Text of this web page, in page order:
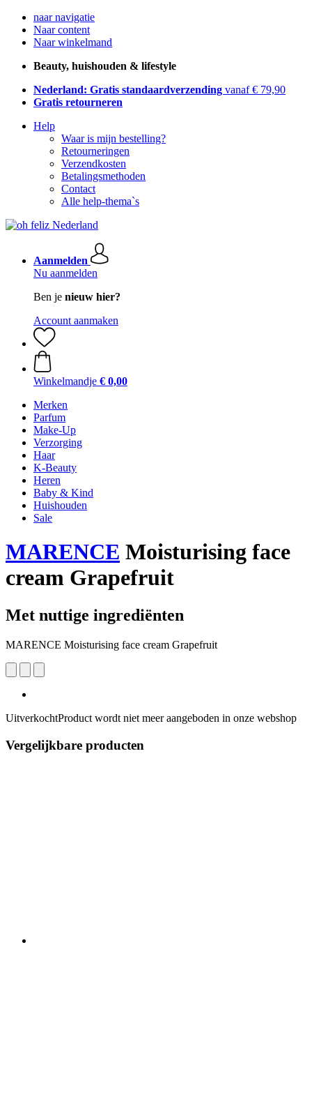
naar navigatie
Naar content
Naar winkelmand
Beauty, huishouden & lifestyle
Nederland: Gratis standaardverzending vanaf € 79,90
Gratis retourneren
Help
Waar is mijn bestelling?
Retourneringen
Verzendkosten
Betalingsmethoden
Contact
Alle help-thema`s
Aanmelden
Nu aanmelden
Ben je nieuw hier?
Account aanmaken
Winkelmandje € 0,00
Merken
Parfum
Make-Up
Verzorging
Haar
K-Beauty
Heren
Baby & Kind
Huishouden
Sale
MARENCE Moisturising face
cream Grapefruit
Met nuttige ingrediënten
MARENCE Moisturising face cream Grapefruit
UitverkochtProduct wordt niet meer aangeboden in onze webshop
Vergelijkbare producten